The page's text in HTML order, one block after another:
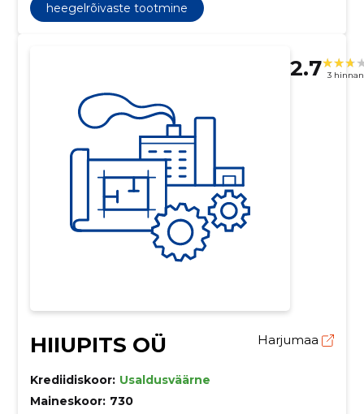
heegelrõivaste tootmine
2.7 3
HIIUPITS OÜ Harjumaa
Krediidiskoor: Usaldusväärne
Maineskoor: 730